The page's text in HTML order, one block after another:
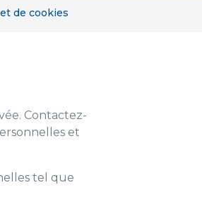
de cookies
Contactez-
et
tel que